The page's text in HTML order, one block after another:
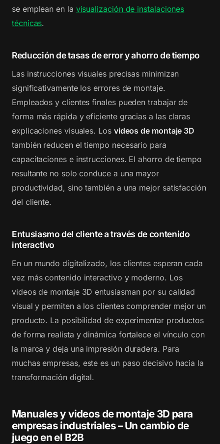
se emplean en la visualización de instalaciones
técnicas.
Reducción de tasas de error y ahorro de tiempo
Las instrucciones visuales precisas minimizan
significativamente los errores de montaje.
Empleados y clientes finales pueden trabajar de
forma más rápida y eficiente gracias a las claras
explicaciones visuales. Los videos de montaje 3D
también reducen el tiempo necesario para
capacitaciones e instrucciones. El ahorro de tiempo
resultante no solo conduce a una mayor
productividad, sino también a una mejor satisfacción
del cliente.
Entusiasmo del cliente a través de contenido
interactivo
En un mundo digitalizado, los clientes esperan cada
vez más contenido interactivo y moderno. Los
videos de montaje 3D entusiasman por su calidad
visual y permiten a los clientes comprender mejor un
producto. La posibilidad de experimentar productos
de forma realista y dinámica fortalece el vínculo con
la marca y deja una impresión duradera. Para
muchas empresas, este es un paso decisivo hacia la
transformación digital.
Manuales y videos de montaje 3D para
empresas industriales – Un cambio de
juego en el B2B